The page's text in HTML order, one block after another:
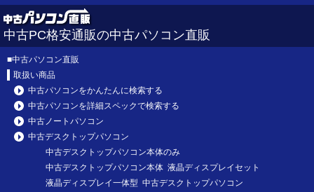
中古PC格安通販の中古パソコン直販
■中古パソコン直販
取扱い商品
中古パソコンをかんたんに検索する
中古パソコンを詳細スペックで検索する
中古ノートパソコン
中古デスクトップパソコン
中古デスクトップパソコン本体のみ
中古デスクトップパソコン本体 液晶ディスプレイセット
液晶ディスプレイ一体型 中古デスクトップパソコン